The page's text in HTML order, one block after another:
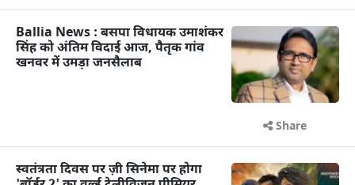
Ballia News : बसपा विधायक उमाशंकर
सिंह को अंतिम विदाई आज, पैतृक गांव
खनवर में उमड़ा जनसैलाब
Share
स्वतंत्रता दिवस पर ज़ी सिनेमा पर होगा